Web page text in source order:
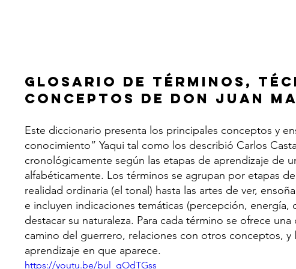
Glosario de Términos,
Conceptos de Don Juan
Este diccionario presenta los principales conceptos y
conocimiento” Yaqui tal como los describió Carlos
cronológicamente según las etapas de aprendizaje de
alfabéticamente. Los términos se agrupan por etapas
realidad ordinaria (el tonal) hasta las artes de ver,
e incluyen indicaciones temáticas (percepción, energía,
destacar su naturaleza. Para cada término se ofrece
camino del guerrero, relaciones con otros conceptos, y
aprendizaje en que aparece.
https://youtu.be/bul_gOdTGss